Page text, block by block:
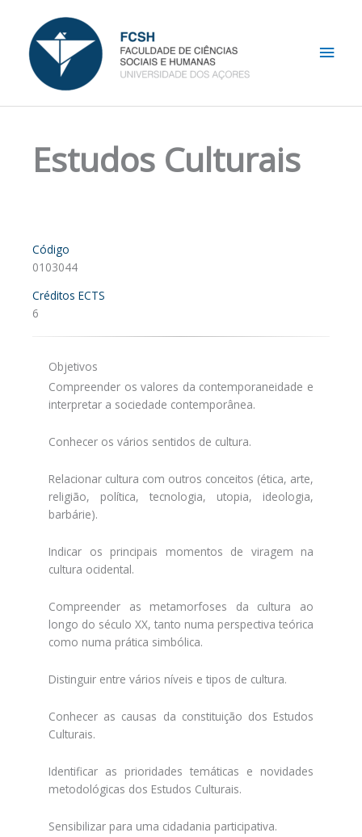
content
Estudos Culturais
Código
0103044
Créditos ECTS
6
Objetivos
Compreender os valores da contemporaneidade e
interpretar a sociedade contemporânea.
Conhecer os vários sentidos de cultura.
Relacionar cultura com outros conceitos (ética, arte,
religião, política, tecnologia, utopia, ideologia,
barbárie).
Indicar os principais momentos de viragem na
cultura ocidental.
Compreender as metamorfoses da cultura ao
longo do século XX, tanto numa perspectiva teórica
como numa prática simbólica.
Distinguir entre vários níveis e tipos de cultura.
Conhecer as causas da constituição dos Estudos
Culturais.
Identificar as prioridades temáticas e novidades
metodológicas dos Estudos Culturais.
Sensibilizar para uma cidadania participativa.